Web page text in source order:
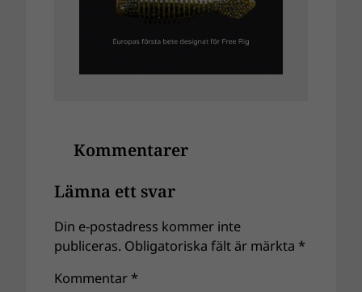
Kommentarer
Lämna ett svar
Din e-postadress kommer inte
publiceras. Obligatoriska fält är märkta *
Kommentar *